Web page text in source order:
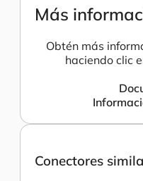
Más
Obtén más
haciendo clic
Conectores